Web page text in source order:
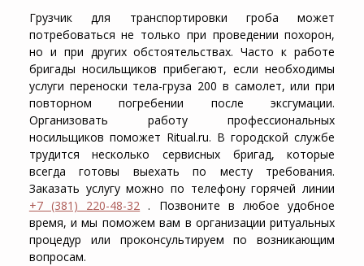
Грузчик для транспортировки гроба может
потребоваться не только при проведении похорон,
но и при других обстоятельствах. Часто к работе
бригады носильщиков прибегают, если необходимы
услуги переноски тела-груза 200 в самолет, или при
повторном погребении после эксгумации.
Организовать работу профессиональных
носильщиков поможет Ritual.ru. В городской службе
трудится несколько сервисных бригад, которые
всегда готовы выехать по месту требования.
Заказать услугу можно по телефону горячей линии
+7 (381) 220-48-32 . Позвоните в любое удобное
время, и мы поможем вам в организации ритуальных
процедур или проконсультируем по возникающим
вопросам.